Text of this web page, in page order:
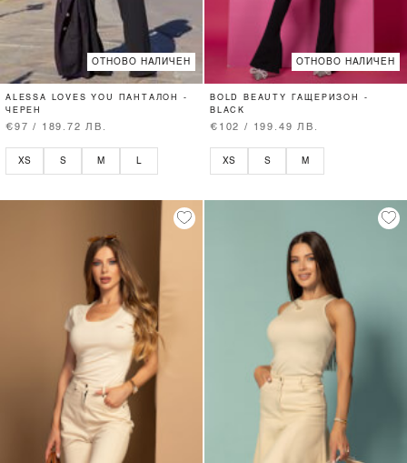
ОТНОВО НАЛИЧЕН
ALESSA LOVES YOU ПАНТАЛОН -
ЧЕРЕН
€97 / 189.72 ЛВ.
XS S M
ОТНОВО НАЛИЧЕН
BOLD BEAUTY ГАЩЕРИЗОН -
BLACK
€102 / 199.49 ЛВ.
XS S M